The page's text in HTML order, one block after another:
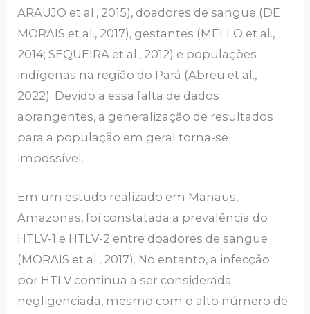
ARAUJO et al., 2015), doadores de sangue (DE
MORAIS et al., 2017), gestantes (MELLO et al.,
2014; SEQUEIRA et al., 2012) e populações
indígenas na região do Pará (Abreu et al.,
2022). Devido a essa falta de dados
abrangentes, a generalização de resultados
para a população em geral torna-se
impossível.
Em um estudo realizado em Manaus,
Amazonas, foi constatada a prevalência do
HTLV-1 e HTLV-2 entre doadores de sangue
(MORAIS et al., 2017). No entanto, a infecção
por HTLV continua a ser considerada
negligenciada, mesmo com o alto número de